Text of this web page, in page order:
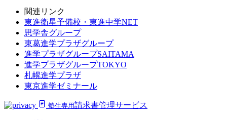
関連リンク
東進衛星予備校・東進中学NET
思学舎グループ
東葛進学プラザグループ
進学プラザグループSAITAMA
進学プラザグループTOKYO
札幌進学プラザ
東京進学ゼミナール
塾生専用請求書管理サービス